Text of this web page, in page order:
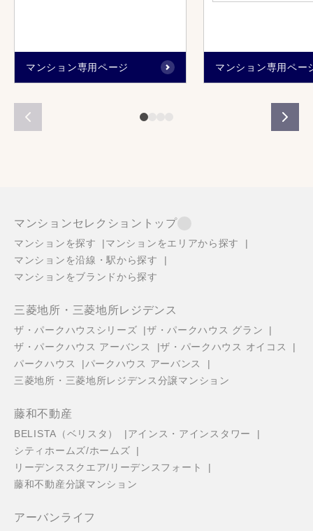
マンション専用ページ マンション専用ペー
マンションセレクショントップ
マンションを探す
マンションをエリアから探す
マンションを沿線・駅から探す
マンションをブランドから探す
三菱地所・三菱地所レジデンス
ザ・パークハウスシリーズ
ザ・パークハウス グラン
ザ・パークハウス アーバンス
ザ・パークハウス オイコス
パークハウス
パークハウス アーバンス
三菱地所・三菱地所レジデンス分譲マンション
藤和不動産
BELISTA（ベリスタ）
アインス・アインスタワー
シティホームズ/ホームズ
リーデンススクエア/リーデンスフォート
藤和不動産分譲マンション
アーバンライフ